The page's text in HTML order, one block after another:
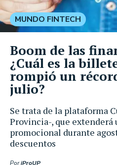
Se trata de la plataforma
Provincia-, que extenderá
promocional durante
descuentos
PoriProUP
MUNDO FINTECH
Boom de las
¿Cuál es la
rompió un
julio?